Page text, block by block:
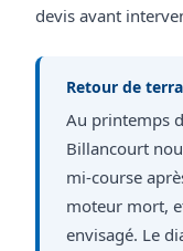
devis avant
Retour de
Au printemps
Billancourt
mi-course
moteur mort,
envisagé. Le